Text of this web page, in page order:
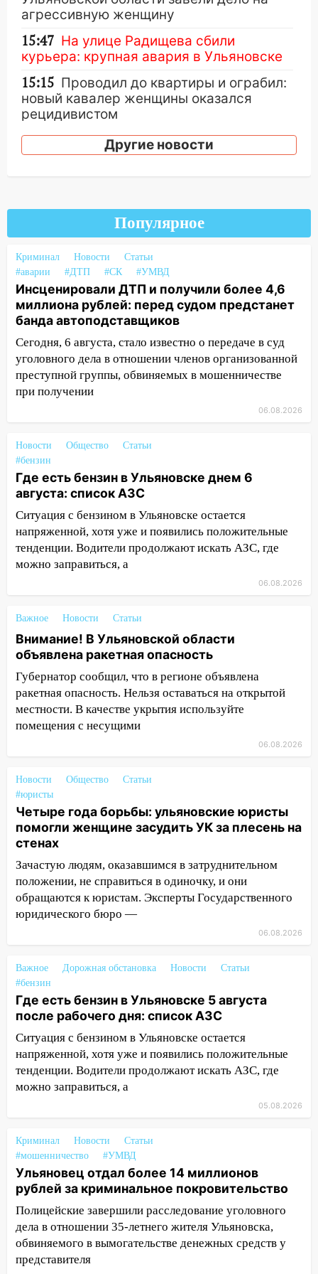
агрессивную женщину
15:47 На улице Радищева сбили
курьера: крупная авария в Ульяновске
15:15 Проводил до квартиры и ограбил:
новый кавалер женщины оказался
рецидивистом
14:26 В Ульяновске ограничат движение
по улице Ефремова
повысят зарплату
14:01 Инсценировали ДТП и получили
более 4,6 миллиона рублей: перед
судом предстанет банда
автоподставщиков
13:36 В Инзе произошел крупный пожар
13:00
В суде защитили репутацию
мужчины, которого необоснованно
обвиняли в жестоком обращении с
животными
провернул хитрую схему с чужими
проездными
12:10 Ульяновский алиментщик накопил
120 тысяч долга
11:49 Снят режим «Ракетная
опасность» на территории Ульяновской
области
Кабмин РФ разрешил до 1 июля
бензина Евро 2, Евро 3, Евро 4
11:12 Соцсети: на Рябикова автомобиль
врезался в забор
10:27 Где есть бензин в Ульяновске
днем 6 августа: список АЗС
10:16 Внимание! В Ульяновской области
51-летний мужчина
09:50 В Ульяновске черный коршун
застрял в тепловозе
09:44
юному велосипедисту на улице
Чернышевского
08:21 В Заволжском районе украли два
велосипеда
тридцатиградусная жара: какая будет
погода в четверг
06:00 Четыре года борьбы: ульяновские
юристы помогли женщине засудить УК
за плесень на стенах
05:00 Кому 6 августа звезды сулят
прибыль, а кому — испытания на
прочность
22:58
Соцсети: на проспекте Тюленева
ДТП с мотоциклистом
20:22
Мошенники обманули 92-летнюю
жительницу Ульяновской области
19:14 Житель Ульяновской области
подвез троих незнакомцев на трассе и
заработал уголовное дело
Другие новости
Популярное
Криминал Новости
Статьи
#аварии
#ДТП #СК #УМВД
Инсценировали ДТП и получили более 4,6
миллиона рублей: перед судом предстанет
банда автоподставщиков
Сегодня, 6 августа, стало известно о передаче в суд
уголовного дела в отношении членов организованной
преступной группы, обвиняемых в мошенничестве
при получении
06.08.2026
Новости Общество
Статьи
#бензин
Где есть бензин в Ульяновске днем 6
августа: список АЗС
Ситуация с бензином в Ульяновске остается
напряженной, хотя уже и появились положительные
тенденции. Водители продолжают искать АЗС, где
можно заправиться, а
06.08.2026
Важное Новости Статьи
Внимание! В Ульяновской области
объявлена ракетная опасность
Губернатор сообщил, что в регионе объявлена
ракетная опасность. Нельзя оставаться на открытой
местности. В качестве укрытия используйте
помещения с несущими
06.08.2026
Новости Общество
Статьи
#юристы
Четыре года борьбы: ульяновские юристы
помогли женщине засудить УК за плесень на
стенах
Зачастую людям, оказавшимся в затруднительном
положении, не справиться в одиночку, и они
обращаются к юристам. Эксперты Государственного
юридического бюро —
06.08.2026
Важное Дорожная обстановка Новости
Статьи
#бензин
Где есть бензин в Ульяновске 5 августа
после рабочего дня: список АЗС
Ситуация с бензином в Ульяновске остается
напряженной, хотя уже и появились положительные
тенденции. Водители продолжают искать АЗС, где
можно заправиться, а
05.08.2026
Криминал Новости
Статьи
#мошенничество
#УМВД
Ульяновец отдал более 14 миллионов
рублей за криминальное покровительство
Полицейские завершили расследование уголовного
дела в отношении 35-летнего жителя Ульяновска,
обвиняемого в вымогательстве денежных средств у
представителя